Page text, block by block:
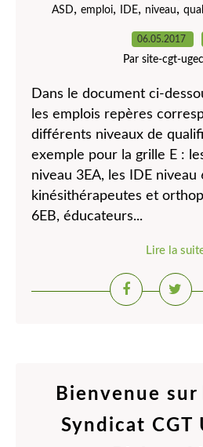
ASD, emploi, IDE, niveau,
06.05.2017
Par site-cgt-
Dans le document ci-
les emplois repères
différents niveaux de
exemple pour la grille E :
niveau 3EA, les IDE niveau
kinésithérapeutes et
6EB, éducateurs...
Lire la
Bienvenue
Syndicat CGT